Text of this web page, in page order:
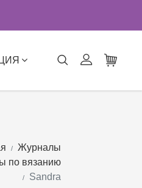
Журналы
по вязанию
Sandra